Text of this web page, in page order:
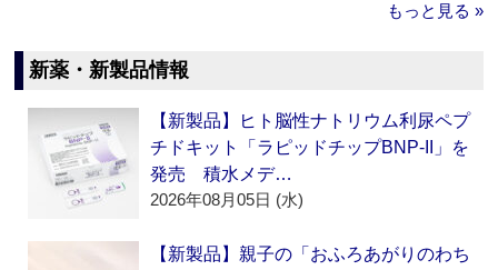
もっと見る »
新薬・新製品情報
【新製品】ヒト脳性ナトリウム利尿ペプ
チドキット「ラピッドチップBNP-II」を
発売 積水メデ…
2026年08月05日 (水)
【新製品】親子の「おふろあがりのわち